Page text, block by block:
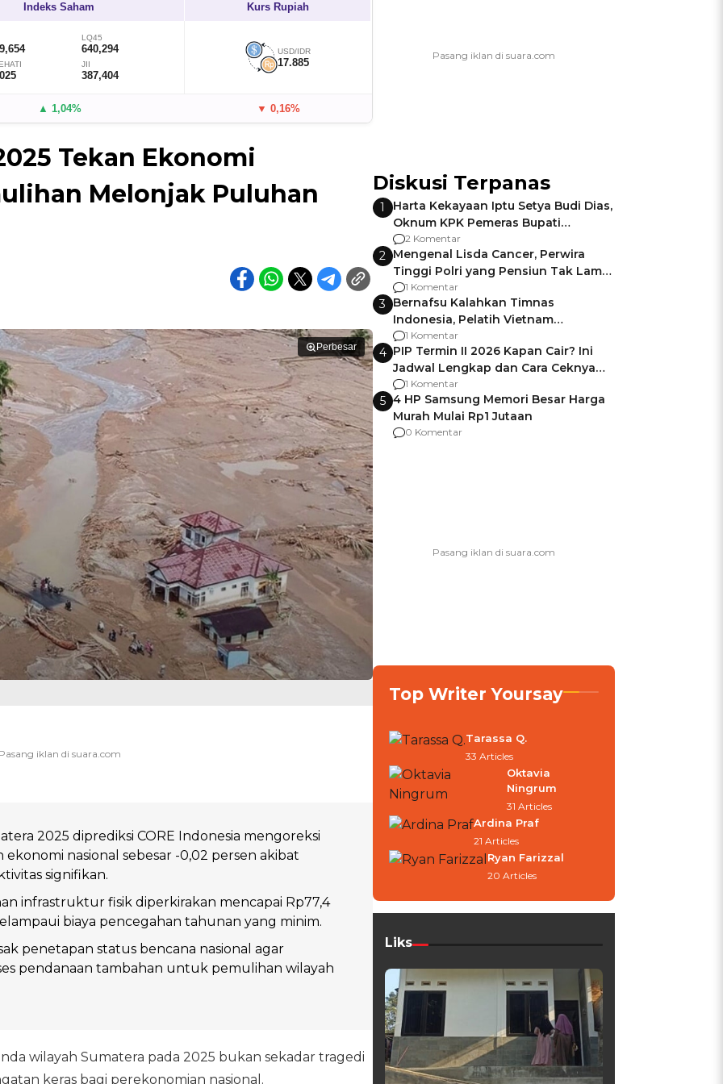
Indeks Saham Kurs Rupiah
LQ45
640,294
JII
387,404
USD/IDR
17.885
▲ 1,04% ▼ 0,16%
Tekan Ekonomi
Melonjak Puluhan
Perbesar
2025 diprediksi CORE Indonesia mengoreksi
nasional sebesar -0,02 persen akibat
signifikan.
infrastruktur fisik diperkirakan mencapai Rp77,4
biaya pencegahan tahunan yang minim.
penetapan status bencana nasional agar
pendanaan tambahan untuk pemulihan wilayah
wilayah Sumatera pada 2025 bukan sekadar tragedi
keras bagi perekonomian nasional.
Diskusi Terpanas
1
Harta Kekayaan Iptu Setya Budi Dias,
Oknum KPK Pemeras Bupati
Pemalang
2 Komentar
2 Mengenal Lisda Cancer, Perwira
Tinggi Polri yang Pensiun Tak Lama
Usai Jadi Brigjen
1 Komentar
3 Bernafsu Kalahkan Timnas
Indonesia, Pelatih Vietnam
Berencana Pakai Jimat di Pakansari
1 Komentar
4 PIP Termin II 2026 Kapan Cair? Ini
Jadwal Lengkap dan Cara Ceknya
agar Dana Tidak Hangus!
1 Komentar
5 4 HP Samsung Memori Besar Harga
Murah Mulai Rp1 Jutaan
0 Komentar
Top Writer Yoursay
Tarassa Q.
33 Articles
Oktavia
Ningrum
31 Articles
Ardina Praf
21 Articles
Ryan Farizzal
20 Articles
Liks